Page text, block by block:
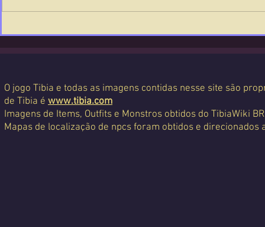
O jogo Tibia e todas as imagens contidas nesse site são
de Tibia é www.tibia.com
Imagens de Items, Outfits e Monstros obtidos do TibiaWiki
Mapas de localização de npcs foram obtidos e direcionados